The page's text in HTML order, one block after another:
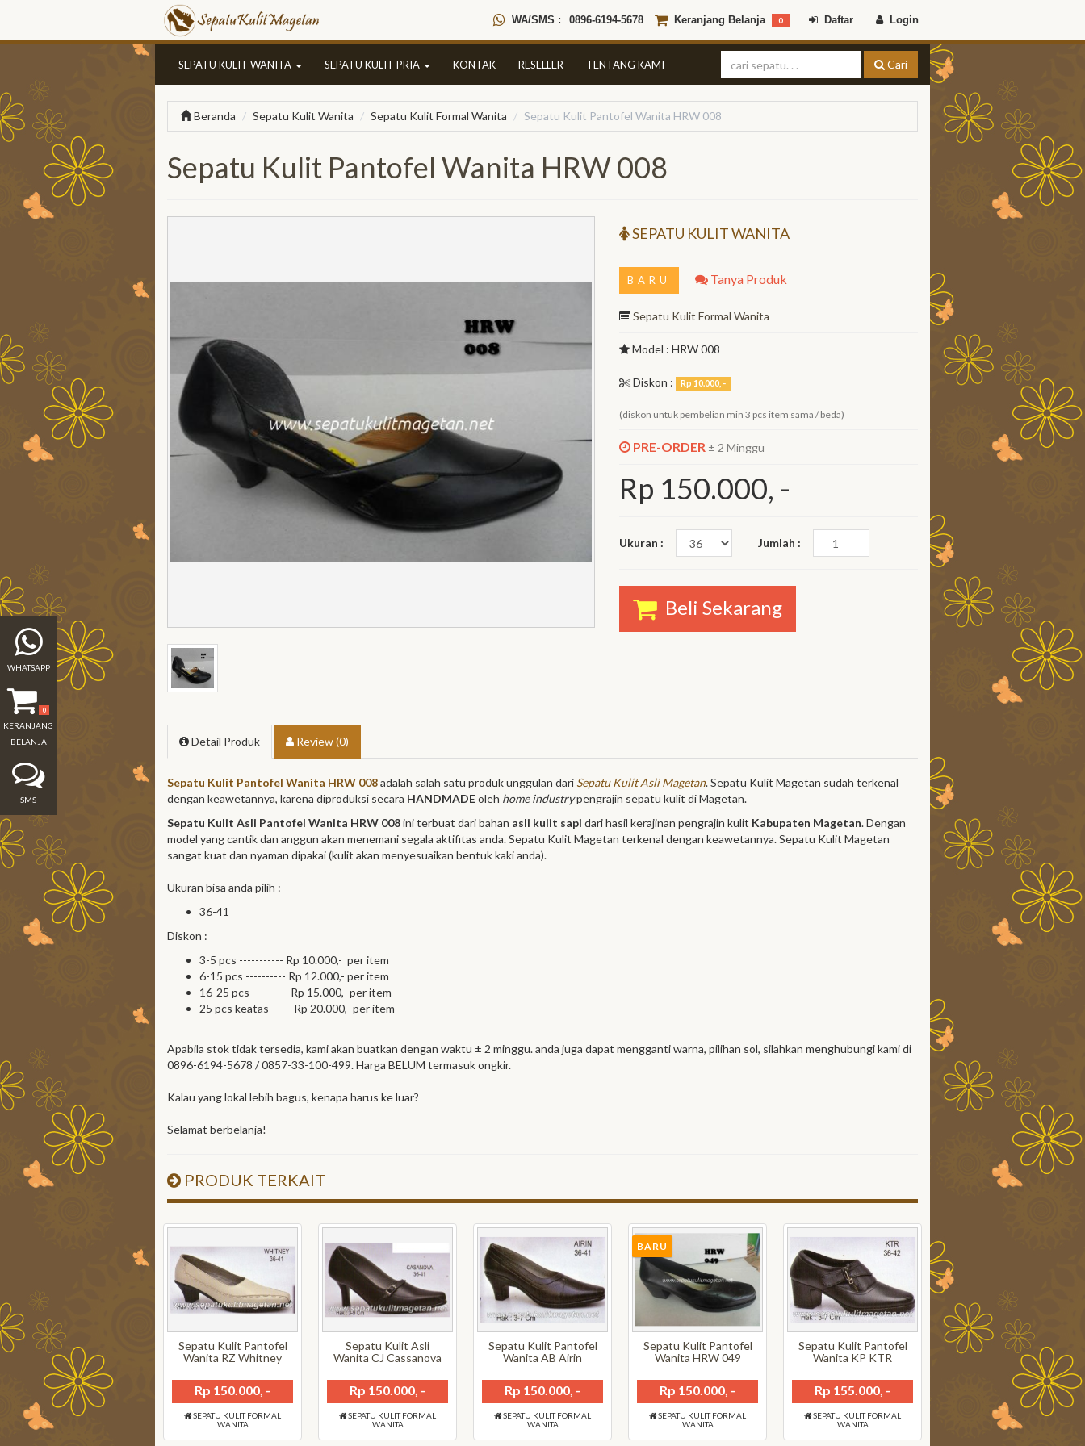
WA/SMS : 0896-6194-5678 Keranjang Belanja 0 Daftar Login
SEPATU KULIT WANITA SEPATU KULIT PRIA KONTAK RESELLER TENTANG KAMI Cari
Beranda Sepatu Kulit Wanita Sepatu Kulit Formal Wanita Sepatu Kulit Pantofel Wanita HRW 008
Sepatu Kulit Pantofel Wanita HRW 008
SEPATU KULIT WANITA
BARU Tanya Produk
Sepatu Kulit Formal Wanita
Model : HRW 008
Diskon : Rp 10.000, -
(diskon untuk pembelian min 3 pcs item sama / beda)
PRE-ORDER ± 2 Minggu
Rp 150.000, -
Ukuran : Jumlah :
Beli Sekarang
Detail Produk Review (0)
Sepatu Kulit Pantofel Wanita HRW 008adalah salah satu produk unggulan dari Sepatu Kulit Asli Magetan. Sepatu Kulit Magetan sudah terkenal
dengan keawetannya, karena diproduksi secara HANDMADEoleh home industrypengrajin sepatu kulit di Magetan.
Sepatu Kulit Asli Pantofel Wanita HRW 008ini terbuat dari bahan asli kulit sapi dari hasil kerajinan pengrajin kulit Kabupaten Magetan. Dengan
model yang cantik dan anggun akan menemani segala aktifitas anda. Sepatu Kulit Magetan terkenal dengan keawetannya. Sepatu Kulit Magetan
sangat kuat dan nyaman dipakai (kulit akan menyesuaikan bentuk kaki anda).
Ukuran bisa anda pilih :
36-41
Diskon :
3-5 pcs ----------- Rp 10.000,- per item
6-15 pcs ---------- Rp 12.000,- per item
16-25 pcs --------- Rp 15.000,- per item
25 pcs keatas ----- Rp 20.000,- per item
Apabila stok tidak tersedia, kami akan buatkan dengan waktu ± 2 minggu. anda juga dapat mengganti warna, pilihan sol, silahkan menghubungi kami di
0896-6194-5678 / 0857-33-100-499. Harga BELUM termasuk ongkir.
Kalau yang lokal lebih bagus, kenapa harus ke luar?
Selamat berbelanja!
PRODUK TERKAIT
Sepatu Kulit Pantofel
Wanita RZ Whitney
Rp 150.000, -
SEPATU KULIT FORMAL
WANITA
Sepatu Kulit Asli
Wanita CJ Cassanova
Rp 150.000, -
SEPATU KULIT FORMAL
WANITA
Sepatu Kulit Pantofel
Wanita AB Airin
Rp 150.000, -
SEPATU KULIT FORMAL
WANITA
BARU
Sepatu Kulit Pantofel
Wanita HRW 049
Rp 150.000, -
SEPATU KULIT FORMAL
WANITA
Sepatu Kulit Pantofel
Wanita KP KTR
Rp 155.000, -
SEPATU KULIT FORMAL
WANITA
WHATSAPP
0
KERANJANG
BELANJA
SMS